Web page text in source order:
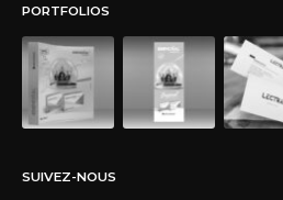
PORTFOLIOS
SUIVEZ-NOUS